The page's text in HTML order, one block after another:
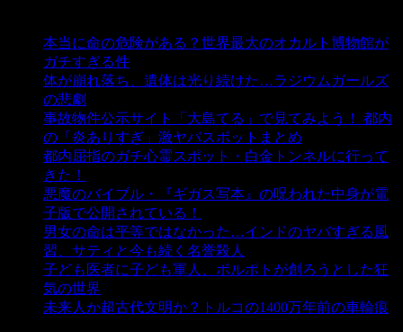
本当に命の危険がある？世界最大のオカルト博物館が
ガチすぎる件
体が崩れ落ち、遺体は光り続けた…ラジウムガールズ
の悲劇
事故物件公示サイト「大島てる」で見てみよう！ 都内
の「炎ありすぎ」激ヤバスポットまとめ
都内屈指のガチ心霊スポット・白金トンネルに行って
きた！
悪魔のバイブル・『ギガス写本』の呪われた中身が電
子版で公開されている！
男女の命は平等ではなかった…インドのヤバすぎる風
習、サティと今も続く名誉殺人
子ども医者に子ども軍人、ポルポトが創ろうとした狂
気の世界
未来人か超古代文明か？トルコの1400万年前の車輪痕